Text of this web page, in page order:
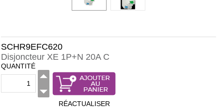
SCHR9EFC620
Disjoncteur XE 1P+N 20A C
QUANTITÉ
RÉACTUALISER